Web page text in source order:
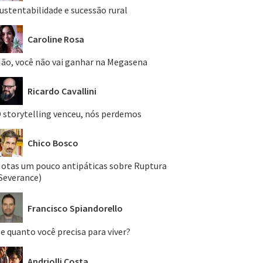
e sucessão rural
Caroline Rosa
você não vai ganhar na Megasena
Ricardo Cavallini
storytelling venceu, nós perdemos
Chico Bosco
um pouco antipáticas sobre Ruptura
Francisco Spiandorello
quanto você precisa para viver?